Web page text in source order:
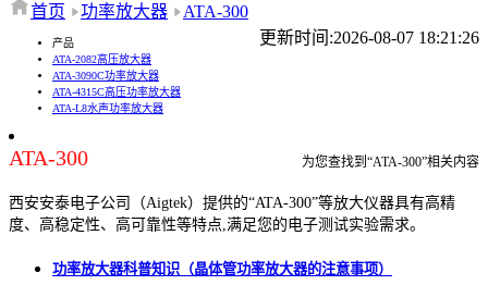
首页 功率放大器
ATA-300
更新时间:2026-08-07 18:21:26
产品
ATA-2082高压放大器
ATA-3090C功率放大器
ATA-4315C高压功率放大器
ATA-L8水声功率放大器
ATA-300 为您查找到“ATA-300”相关内容
西安安泰电子公司（Aigtek）提供的“ATA-300”等放大仪器具有高精
度、高稳定性、高可靠性等特点,满足您的电子测试实验需求。
功率放大器科普知识（晶体管功率放大器的注意事项）